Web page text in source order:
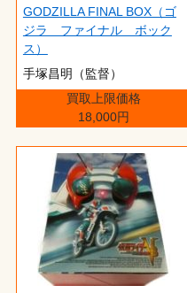
GODZILLA FINAL BOX（ゴ
ジラ ファイナル ボック
ス）
手塚昌明（監督）
買取上限価格
18,000円